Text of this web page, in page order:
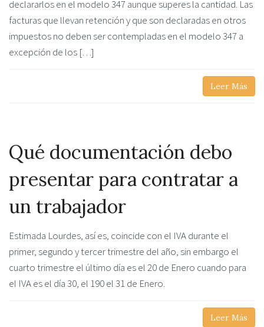
declararlos en el modelo 347 aunque superes la cantidad. Las
facturas que llevan retención y que son declaradas en otros
impuestos no deben ser contempladas en el modelo 347 a
excepción de los […]
Leer Más
Qué documentación debo
presentar para contratar a
un trabajador
Estimada Lourdes, así es, coincide con el IVA durante el
primer, segundo y tercer trimestre del año, sin embargo el
cuarto trimestre el último día es el 20 de Enero cuando para
el IVA es el día 30, el 190 el 31 de Enero.
Leer Más